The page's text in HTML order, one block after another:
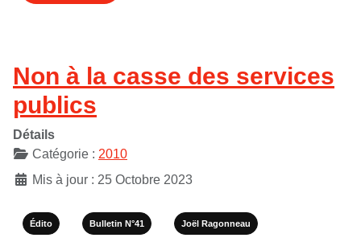
Non à la casse des services
publics
Détails
Catégorie : 2010
Mis à jour : 25 Octobre 2023
Édito Bulletin N°41 Joël Ragonneau